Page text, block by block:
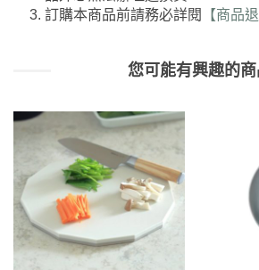
訂購本商品前請務必詳閱
【商品
您可能有興趣的